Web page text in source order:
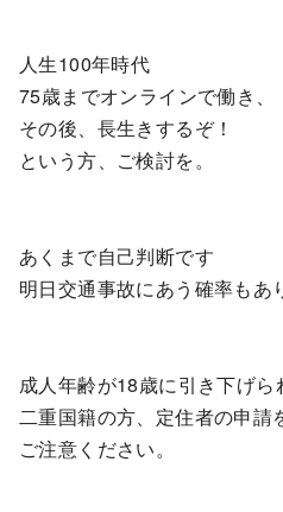
人生100年時代
75歳までオンラインで働き、
その後、長生きするぞ！
という方、ご検討を。
あくまで自己判断です
明日交通事故にあう確率もあ
成人年齢が18歳に引き下げら
二重国籍の方、定住者の申請
ご注意ください。